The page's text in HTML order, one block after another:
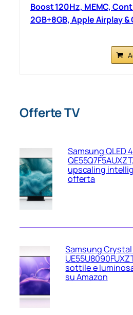
Boost 120Hz, MEMC,
2GB+8GB, Apple Airplay
Offerte TV
Samsung QLED
upscaling
offerta
Samsung Crystal
sottile e
su Amazon